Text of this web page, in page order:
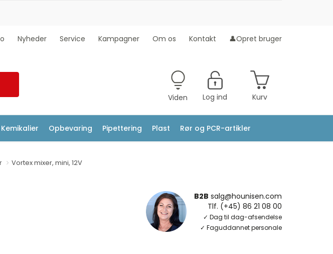
Nyheder Service Kampagner Om os Kontakt 👤Opret bruger
Viden Log ind Kurv
Kemikalier Opbevaring Pipettering Plast Rør og PCR-artikler
Vortex mixer, mini, 12V
B2B salg@hounisen.com
Tlf. (+45) 86 21 08 00
✓ Dag til dag-afsendelse
✓ Faguddannet personale